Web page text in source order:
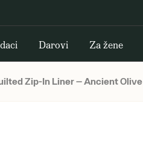
Darovi Za žene
Zip-In Liner — Ancient Olive